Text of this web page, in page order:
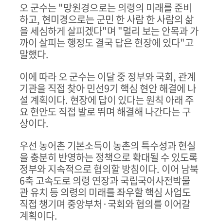
오 군수는"망원경으로는 의령의 미래를 준비
하고, 현미경으로는 군민 한 사람 한 사람의 삶
을 세심하게 살피겠다"며 "멀리 보는 안목과 가
까이 살피는 행정도 결국 답은 현장에 있다"고
말했다.
이에 따라 오 군수는 이달 중 정부와 국회, 관계
기관을 직접 찾아 민선9기 핵심 현안 해결에 나
설 계획이다. 현장에 답이 있다는 원칙 아래 주
요 현안도 직접 발로 뛰며 해결해 나간다는 구
상이다.
우선 농어촌 기본소득이 농촌의 특수성과 현실
을 충분히 반영하는 정책으로 확대될 수 있도록
정부와 지속적으로 협의할 방침이다. 이어 남북
6축 고속도로 의령 연장과 국립국어사전박물
관 유치 등 의령의 미래를 좌우할 핵심 사업도
직접 챙기며 중앙부처 ·국회와 협의를 이어갈
계획이다.